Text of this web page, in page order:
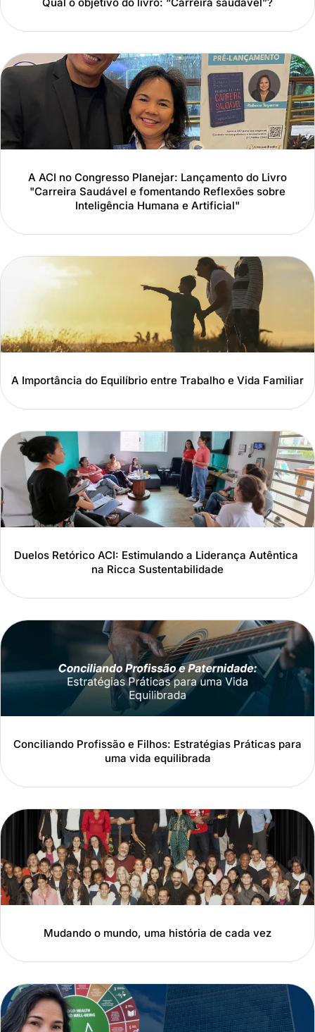
A ACI no Congresso Planejar: Lançamento do Livro
"Carreira Saudável e fomentando Reflexões sobre
Inteligência Humana e Artificial"
A Importância do Equilíbrio entre Trabalho e Vida Familiar
Duelos Retórico ACI: Estimulando a Liderança Autêntica
na Ricca Sustentabilidade
Conciliando Profissão e Filhos: Estratégias Práticas para
uma vida equilibrada
Mudando o mundo, uma história de cada vez